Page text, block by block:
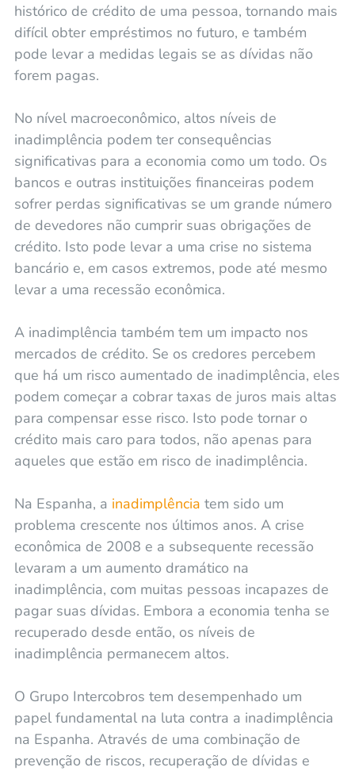
histórico de crédito de uma pessoa, tornando mais
difícil obter empréstimos no futuro, e também
pode levar a medidas legais se as dívidas não
forem pagas.
No nível macroeconômico, altos níveis de
inadimplência podem ter consequências
significativas para a economia como um todo. Os
bancos e outras instituições financeiras podem
sofrer perdas significativas se um grande número
de devedores não cumprir suas obrigações de
crédito. Isto pode levar a uma crise no sistema
bancário e, em casos extremos, pode até mesmo
levar a uma recessão econômica.
A inadimplência também tem um impacto nos
mercados de crédito. Se os credores percebem
que há um risco aumentado de inadimplência, eles
podem começar a cobrar taxas de juros mais altas
para compensar esse risco. Isto pode tornar o
crédito mais caro para todos, não apenas para
aqueles que estão em risco de inadimplência.
Na Espanha, a inadimplência tem sido um
problema crescente nos últimos anos. A crise
econômica de 2008 e a subsequente recessão
levaram a um aumento dramático na
inadimplência, com muitas pessoas incapazes de
pagar suas dívidas. Embora a economia tenha se
recuperado desde então, os níveis de
inadimplência permanecem altos.
O Grupo Intercobros tem desempenhado um
papel fundamental na luta contra a inadimplência
na Espanha. Através de uma combinação de
prevenção de riscos, recuperação de dívidas e